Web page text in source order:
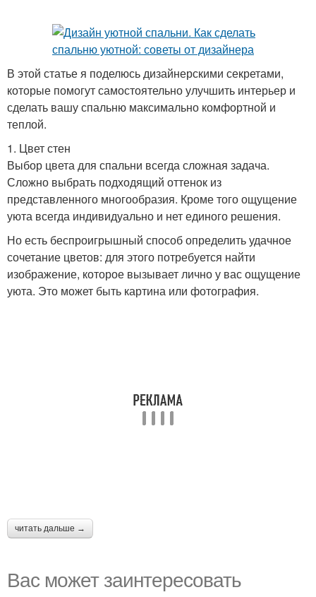
В этой статье я поделюсь дизайнерскими секретами,
которые помогут самостоятельно улучшить интерьер и
сделать вашу спальню максимально комфортной и
теплой.
1. Цвет стен
Выбор цвета для спальни всегда сложная задача.
Сложно выбрать подходящий оттенок из
представленного многообразия. Кроме того ощущение
уюта всегда индивидуально и нет единого решения.
Но есть беспроигрышный способ определить удачное
сочетание цветов: для этого потребуется найти
изображение, которое вызывает лично у вас ощущение
уюта. Это может быть картина или фотография.
читать дальше →
Вас может заинтересовать